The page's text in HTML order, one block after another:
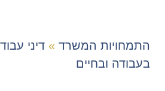
התמחויות המשרד » דיני
בעבודה ובחיים